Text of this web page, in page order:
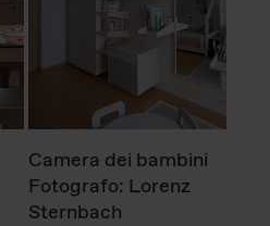
Camera dei bambini
Fotografo: Lorenz
Sternbach